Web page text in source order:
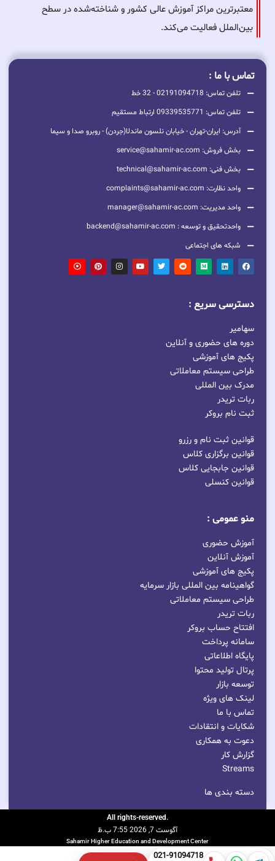
معتبرترین مراکز آموزش عالی کشور و شناخته‌شده در سطح
بین‌الملل فعالیت می‌کند.
تماس با ما :
تلفن تماس: 02191094718 - 32 خط
تلفن تماس: 09339535771 ارتباط مستقیم
آدرس: ایران-تهران - خیابان نلسون ماندلا(جردن) - روبرو صدا و سیما
بخش فروش: service@sahamir-ac.com
بخش فنی: technical@sahamir-ac.com
واحد نظارت: complaints@sahamir-ac.com
واحد مدیریت: manager@sahamir-ac.com
واحدتحقیق و توسعه : backend@sahamir-ac.com
شبکه های اجتماعی
دسترسی سریع :
سهامیر
دوره های حضوری و آنلاین
پکیج های آموزشی
طراحی سیستم معاملاتی
مدرک بین المللی
ربات تریدر
ثبت نام بروکر
قوانین ثبت نام و رزرو
قوانین برگزاری کلاس
قوانین جابجایی کلاس
قوانین کنسلی
منو عمومی :
آموزش حضوری
آموزش آنلاین
پکیج های آموزشی
گواهینامه بین المللی بازار سرمایه
طراحی سیستم معاملاتی
ربات تریدر
افتتاح حساب بروکر
سامانه پرداخت
پایگاه اطلاعاتی
پرتال تولید محتوا
توسعه بازار
لینک های ویژه
تماس با ما
شکایات و انتقادات
دعوت به همکاری
گزارش کار
Streams
دسته بندی ها
.All rights-reserved
آگوست 7, 2026 7:55 ب.ظ
Sahamir Higher Education and Development Center
021-91094718